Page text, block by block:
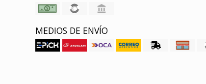
MEDIOS DE ENVÍO